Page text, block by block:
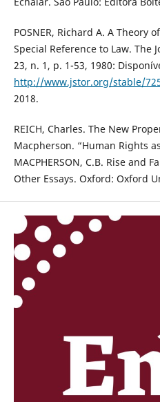
POSNER, Richard A. A Theory
Special Reference to Law. The
23, n. 1, p. 1-53, 1980:
http://www.jstor.org/stable/
2018.
REICH, Charles. The New
Macpherson. “Human Rights
MACPHERSON, C.B. Rise and
Other Essays. Oxford: Oxford